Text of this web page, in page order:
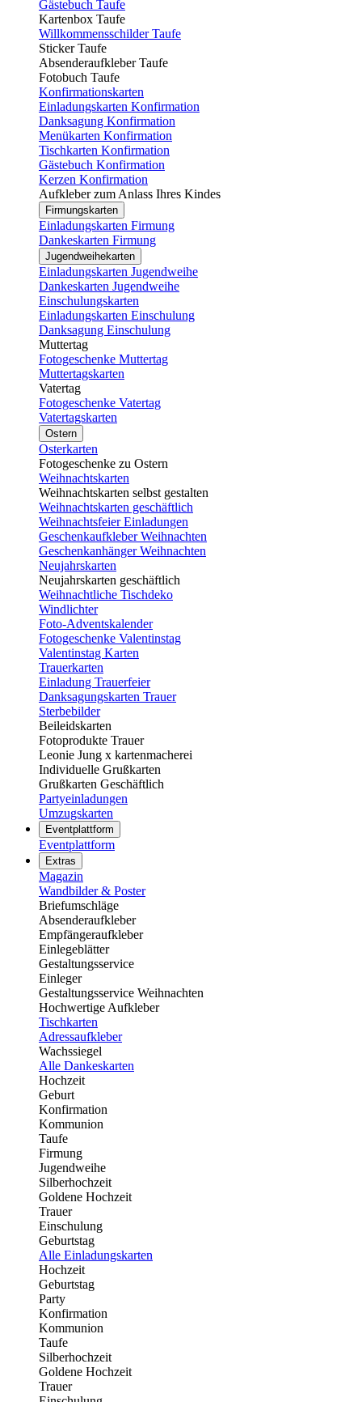
Gästebuch Taufe
Kartenbox Taufe
Willkommensschilder Taufe
Sticker Taufe
Absenderaufkleber Taufe
Fotobuch Taufe
Konfirmationskarten
Einladungskarten Konfirmation
Danksagung Konfirmation
Menükarten Konfirmation
Tischkarten Konfirmation
Gästebuch Konfirmation
Kerzen Konfirmation
Aufkleber zum Anlass Ihres Kindes
Firmungskarten
Einladungskarten Firmung
Dankeskarten Firmung
Jugendweihekarten
Einladungskarten Jugendweihe
Dankeskarten Jugendweihe
Einschulungskarten
Einladungskarten Einschulung
Danksagung Einschulung
Muttertag
Fotogeschenke Muttertag
Muttertagskarten
Vatertag
Fotogeschenke Vatertag
Vatertagskarten
Ostern
Osterkarten
Fotogeschenke zu Ostern
Weihnachtskarten
Weihnachtskarten selbst gestalten
Weihnachtskarten geschäftlich
Weihnachtsfeier Einladungen
Geschenkaufkleber Weihnachten
Geschenkanhänger Weihnachten
Neujahrskarten
Neujahrskarten geschäftlich
Weihnachtliche Tischdeko
Windlichter
Foto-Adventskalender
Fotogeschenke Valentinstag
Valentinstag Karten
Trauerkarten
Einladung Trauerfeier
Danksagungskarten Trauer
Sterbebilder
Beileidskarten
Fotoprodukte Trauer
Leonie Jung x kartenmacherei
Individuelle Grußkarten
Grußkarten Geschäftlich
Partyeinladungen
Umzugskarten
Eventplattform
Eventplattform
Extras
Magazin
Wandbilder & Poster
Briefumschläge
Absenderaufkleber
Empfängeraufkleber
Einlegeblätter
Gestaltungsservice
Einleger
Gestaltungsservice Weihnachten
Hochwertige Aufkleber
Tischkarten
Adressaufkleber
Wachssiegel
Alle Dankeskarten
Hochzeit
Geburt
Konfirmation
Kommunion
Taufe
Firmung
Jugendweihe
Silberhochzeit
Goldene Hochzeit
Trauer
Einschulung
Geburtstag
Alle Einladungskarten
Hochzeit
Geburtstag
Party
Konfirmation
Kommunion
Taufe
Silberhochzeit
Goldene Hochzeit
Trauer